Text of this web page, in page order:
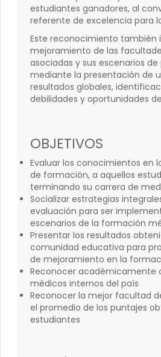
estudiantes ganadores, al
referente de excelencia para
Este reconocimiento también
mejoramiento de las
asociadas y sus escenarios
mediante la presentación de
resultados globales,
debilidades y oportunidades
OBJETIVOS
Evaluar los conocimientos en
de formación, a aquellos
terminando su carrera de
Socializar estrategias
evaluación para ser
escenarios de la formación
Presentar los resultados
comunidad educativa para
de mejoramiento en la
Reconocer académicamente
médicos internos del país
Reconocer la mejor facultad
el promedio de los puntajes
estudiantes